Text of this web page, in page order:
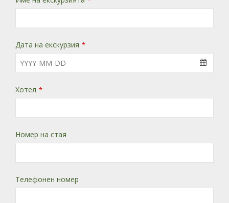
Дата на екскурзия *
Хотел *
Номер на стая
Телефонен номер